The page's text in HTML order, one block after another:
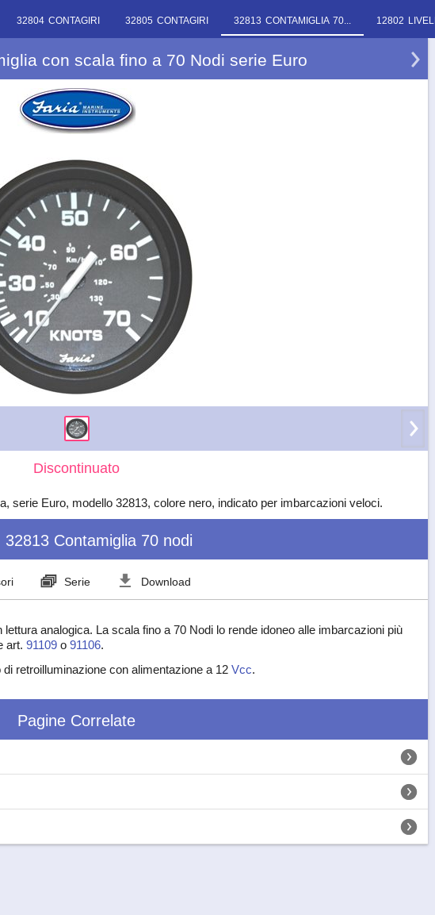
32804 CONTAGIRI 32805 CONTAGIRI 32813 CONTAMIGLIA 70... 12802
con scala fino a 70 Nodi serie Euro
Discontinuato
serie Euro, modello 32813, colore nero, indicato per imbarcazioni veloci.
32813 Contamiglia 70 nodi
Serie Download
lettura analogica. La scala fino a 70 Nodi lo rende idoneo alle imbarcazioni più
art. 91109 o 91106.
retroilluminazione con alimentazione a 12 Vcc.
Pagine Correlate